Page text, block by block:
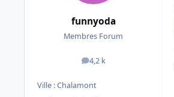
funnyoda
Membres Forum
4,2 k
messages
Ville :Chalamont